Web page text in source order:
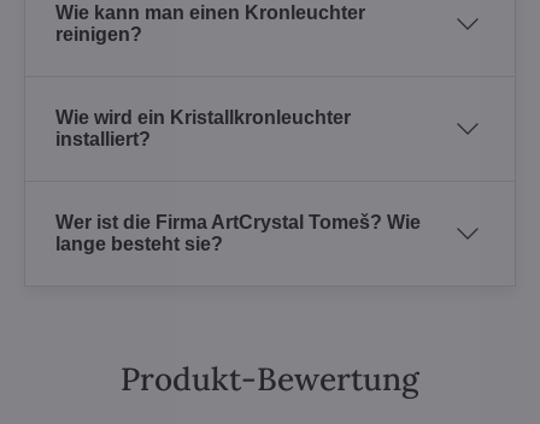
Wie kann man einen Kronleuchter
reinigen?
Wie wird ein Kristallkronleuchter
installiert?
Wer ist die Firma ArtCrystal Tomeš? Wie
lange besteht sie?
Produkt-Bewertung